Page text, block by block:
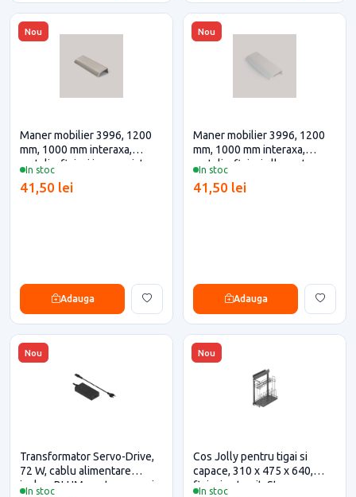
Nou
In stoc
Maner mobilier 3996, 1200
mm, 1000 mm interaxa,
metalic, finisaj inox periat
eficiente
41,50 lei
Adauga
Nou
In stoc
Maner mobilier 3996, 1200
mm, 1000 mm interaxa,
metalic, finisaj alb pentru
41,50 lei
Adauga
Nou
In stoc
Transformator Servo-Drive,
72 W, cablu alimentare
inclus, BLUM pentru casa si
Nou
In stoc
Cos Jolly pentru tigai si
capace, 310 x 475 x 640,
finisaj antracit, Starax